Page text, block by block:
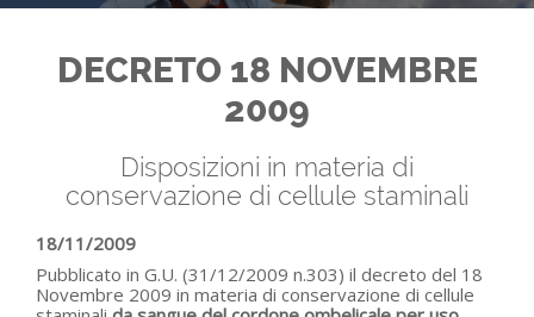
DECRETO 18 NOVEMBRE
2009
Disposizioni in materia di
conservazione di cellule staminali
18/11/2009
Pubblicato in G.U. (31/12/2009 n.303) il decreto del 18
Novembre 2009 in materia di conservazione di cellule